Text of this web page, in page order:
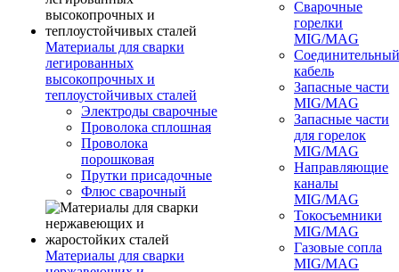
Материалы для сварки
легированных
высокопрочных и
теплоустойчивых сталей
Электроды сварочные
Проволока сплошная
Проволока
порошковая
Прутки присадочные
Флюс сварочный
Материалы для сварки
Сварочные
горелки
MIG/MAG
Соединительный
кабель
Запасные части
MIG/MAG
Запасные части
для горелок
MIG/MAG
Направляющие
каналы
MIG/MAG
Токосъемники
MIG/MAG
Газовые сопла
MIG/MAG